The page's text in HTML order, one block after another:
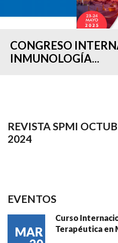
CONGRESO
INMUNOLOGÍA...
REVISTA SPMI
2024
EVENTOS
MAR
Curso
Terapéutica en